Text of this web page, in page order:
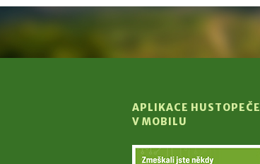
APLIKACE HUSTOPEČE
V MOBILU